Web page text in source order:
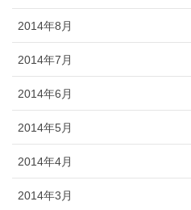
2014年8月
2014年7月
2014年6月
2014年5月
2014年4月
2014年3月